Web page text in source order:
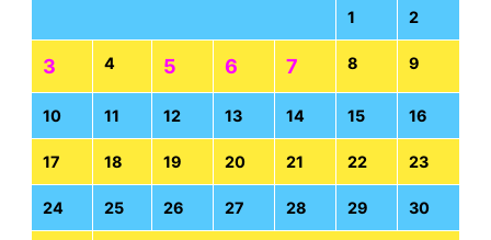
1 2
3 4 5 6 7 8 9
10 11 12 13 14 15 16
17 18 19 20 21 22 23
24 25 26 27 28 29 30